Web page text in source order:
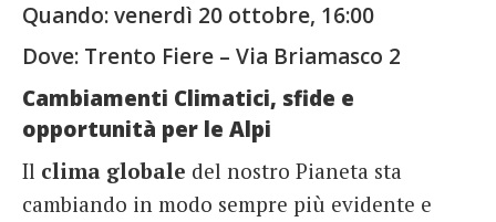
Quando: venerdì 20 ottobre, 16:00
Dove: Trento Fiere – Via Briamasco 2
Cambiamenti Climatici, sfide e
opportunità per le Alpi
Il clima globale del nostro Pianeta sta
cambiando in modo sempre più evidente e